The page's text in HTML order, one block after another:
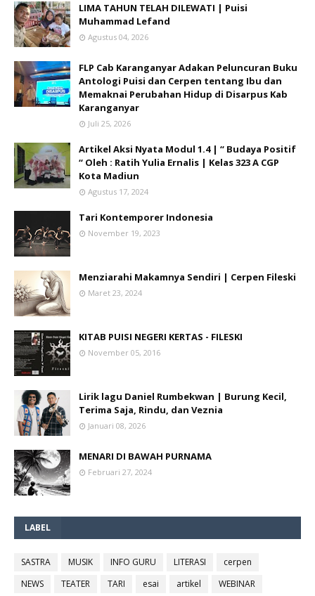
LIMA TAHUN TELAH DILEWATI | Puisi
Muhammad Lefand
Agustus 04, 2026
FLP Cab Karanganyar Adakan Peluncuran Buku
Antologi Puisi dan Cerpen tentang Ibu dan
Memaknai Perubahan Hidup di Disarpus Kab
Karanganyar
Juli 25, 2026
Artikel Aksi Nyata Modul 1.4 | “ Budaya Positif
“ Oleh : Ratih Yulia Ernalis | Kelas 323 A CGP
Kota Madiun
Agustus 17, 2024
Tari Kontemporer Indonesia
November 19, 2023
Menziarahi Makamnya Sendiri | Cerpen Fileski
Maret 23, 2024
KITAB PUISI NEGERI KERTAS - FILESKI
November 05, 2016
Lirik lagu Daniel Rumbekwan | Burung Kecil,
Terima Saja, Rindu, dan Veznia
Januari 08, 2026
MENARI DI BAWAH PURNAMA
Februari 27, 2024
LABEL
SASTRA MUSIK INFO GURU LITERASI
cerpen
NEWS
TEATER TARI esai artikel WEBINAR